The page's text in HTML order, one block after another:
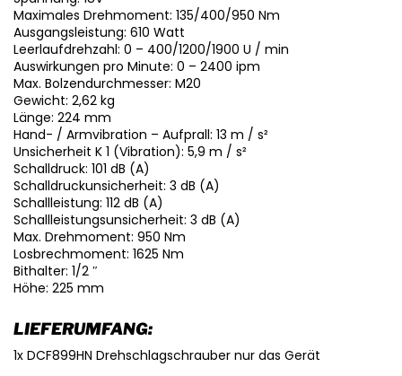
Maximales Drehmoment: 135/400/950 Nm
Ausgangsleistung: 610 Watt
Leerlaufdrehzahl: 0 – 400/1200/1900 U / min
Auswirkungen pro Minute: 0 – 2400 ipm
Max. Bolzendurchmesser: M20
Gewicht: 2,62 kg
Länge: 224 mm
Hand- / Armvibration – Aufprall: 13 m / s²
Unsicherheit K 1 (Vibration): 5,9 m / s²
Schalldruck: 101 dB (A)
Schalldruckunsicherheit: 3 dB (A)
Schallleistung: 112 dB (A)
Schallleistungsunsicherheit: 3 dB (A)
Max. Drehmoment: 950 Nm
Losbrechmoment: 1625 Nm
Bithalter: 1/2 ″
Höhe: 225 mm
LIEFERUMFANG:
1x DCF899HN Drehschlagschrauber nur das Gerät